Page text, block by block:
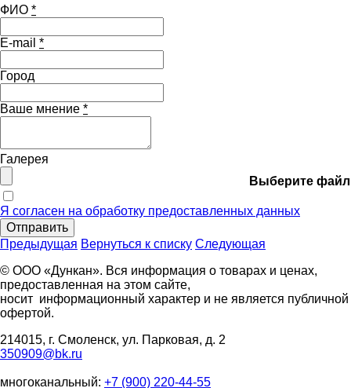
ФИО *
E-mail *
Город
Ваше мнение *
Галерея
Выберите файл
Я согласен на обработку предоставленных данных
Отправить
Предыдущая Вернуться к списку Следующая
© ООО «Дункан». Вся информация о товарах и ценах,
предоставленная на этом сайте,
носит информационный характер и не является публичной
офертой.
214015, г. Смоленск, ул. Парковая, д. 2
350909@bk.ru
многоканальный: +7 (900) 220-44-55